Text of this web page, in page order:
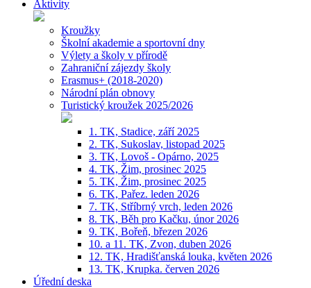
Aktivity
Kroužky
Školní akademie a sportovní dny
Výlety a školy v přírodě
Zahraniční zájezdy školy
Erasmus+ (2018-2020)
Národní plán obnovy
Turistický kroužek 2025/2026
1. TK, Stadice, září 2025
2. TK, Sukoslav, listopad 2025
3. TK, Lovoš - Opárno, 2025
4. TK, Žim, prosinec 2025
5. TK, Žim, prosinec 2025
6. TK, Pařez. leden 2026
7. TK, Stříbrný vrch, leden 2026
8. TK, Běh pro Kačku, únor 2026
9. TK, Bořeň, březen 2026
10. a 11. TK, Zvon, duben 2026
12. TK, Hradišťanská louka, květen 2026
13. TK, Krupka. červen 2026
Úřední deska